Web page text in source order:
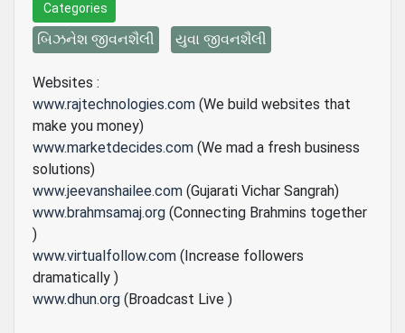
Categories
બિઝનેશ જીવનશૈલી યુવા જીવનશૈલી
Websites :
www.rajtechnologies.com (We build websites that
make you money)
www.marketdecides.com (We mad a fresh business
solutions)
www.jeevanshailee.com (Gujarati Vichar Sangrah)
www.brahmsamaj.org (Connecting Brahmins together
)
www.virtualfollow.com (Increase followers
dramatically )
www.dhun.org (Broadcast Live )